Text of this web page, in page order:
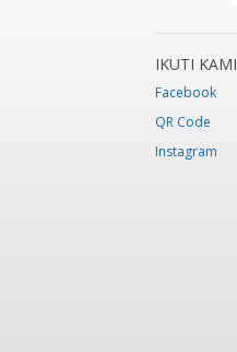
IKUTI KAMI
Facebook
QR Code
Instagram